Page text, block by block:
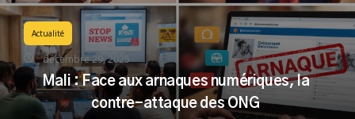
Actualité
décembre 29, 2025
Mali : Face aux arnaques numériques, la
contre-attaque des ONG